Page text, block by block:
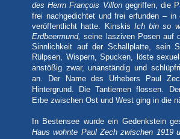
des Herrn François Villongegriffen, die
frei nachgedichtet und frei erfunden – in
veröffentlicht hatte. Kinskis Ich bin so
Erdbeermund, seine lasziven Posen auf
Sinnlichkeit auf der Schallplatte, sein
Rülpsen, Wispern, Spucken, löste
anstößig zwar, unanständig und
an. Der Name des Urhebers Paul
Hintergrund. Die Tantiemen flossen.
Erbe zwischen Ost und West ging in die
In Bestensee wurde ein Gedenkstein
Haus wohnte Paul Zech zwischen 1919